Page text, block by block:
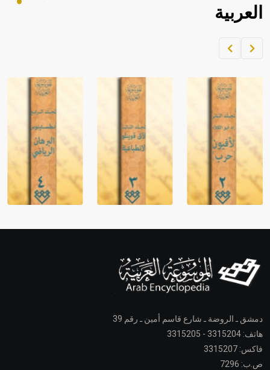
العربية
دمشق ـ الروضة ـ شارع قاسم أمين ـ رقم 39
هاتف: 3315204 - 3315205
فاكس: 3315207
ص.ب: 7296